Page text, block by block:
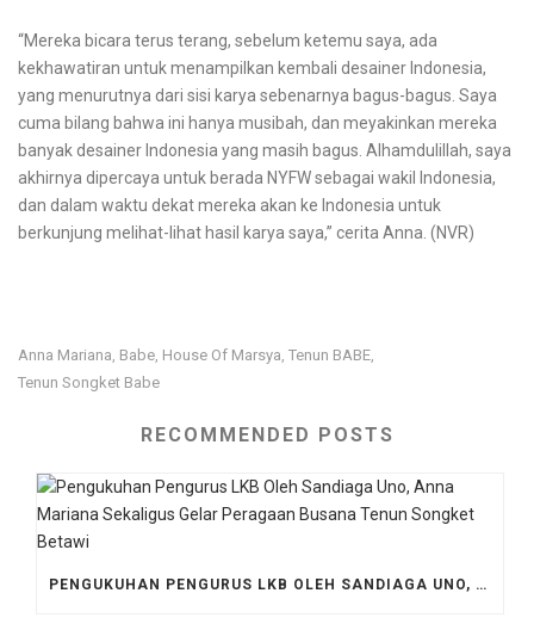
“Mereka bicara terus terang, sebelum ketemu saya, ada
kekhawatiran untuk menampilkan kembali desainer Indonesia,
yang menurutnya dari sisi karya sebenarnya bagus-bagus. Saya
cuma bilang bahwa ini hanya musibah, dan meyakinkan mereka
banyak desainer Indonesia yang masih bagus. Alhamdulillah, saya
akhirnya dipercaya untuk berada NYFW sebagai wakil Indonesia,
dan dalam waktu dekat mereka akan ke Indonesia untuk
berkunjung melihat-lihat hasil karya saya,” cerita Anna. (NVR)
Anna Mariana Babe House Of Marsya Tenun BABE
Tenun Songket Babe
RECOMMENDED POSTS
PENGUKUHAN PENGURUS LKB OLEH SANDIAGA UNO, ANNA MARIANA SEKALIGUS GELAR PERAGAAN BUSANA TENUN SONGKET BETAWI